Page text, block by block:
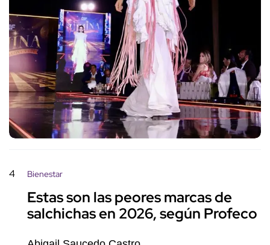
4 Bienestar
Estas son las peores marcas de
salchichas en 2026, según Profeco